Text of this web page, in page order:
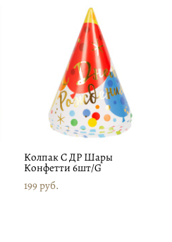
Колпак С ДР Шары
Конфетти 6шт/G
199 pуб.